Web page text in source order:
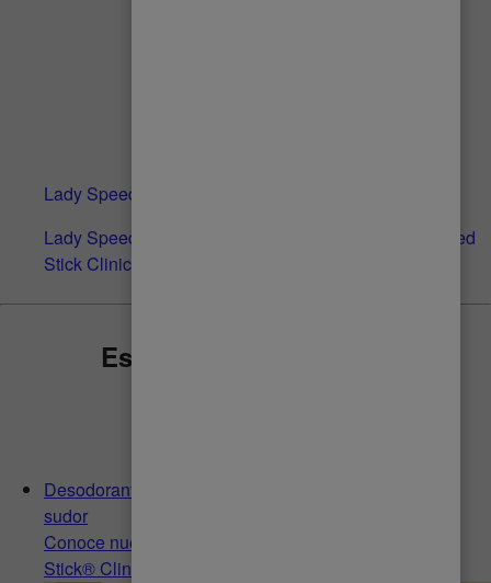
Lady Speed Stick® Clinical Complete Powder barra
Lady Speed Stick® | Desodorante en barra Lady Speed
Stick Clinical Complete Powder
Esto te puede interesar
Desodorante clinical, protección avanzada contra el
sudor
Conoce nuestra gama de desodorantes Lady Speed
Stick® Clinical y cuál es el indicado para ti